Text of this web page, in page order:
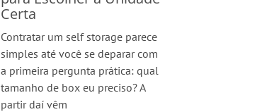
Certa
Contratar um self storage parece
simples até você se deparar com
a primeira pergunta prática: qual
tamanho de box eu preciso? A
partir daí vêm